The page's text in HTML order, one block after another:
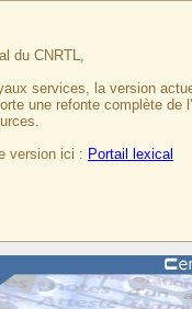
du CNRTL,
services, la version
une refonte complète
version ici : Portail lexical